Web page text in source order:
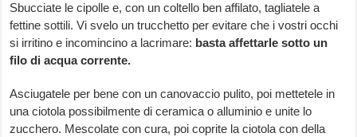
Sbucciate le cipolle e, con un coltello ben affilato, tagliatele a
fettine sottili. Vi svelo un trucchetto per evitare che i vostri occhi
si irritino e incomincino a lacrimare: basta affettarle sotto un
filo di acqua corrente.
Asciugatele per bene con un canovaccio pulito, poi mettetele in
una ciotola possibilmente di ceramica o alluminio e unite lo
zucchero. Mescolate con cura, poi coprite la ciotola con della